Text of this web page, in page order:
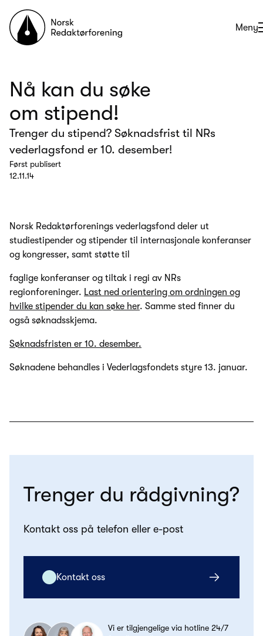
Til forsiden
Åpne
Meny
Nå kan du søke
om stipend!
Trenger du stipend? Søknadsfrist til NRs
vederlagsfond er 10. desember!
Først publisert
12.11.14
Norsk Redaktørforenings vederlagsfond deler ut
studiestipender og stipender til internasjonale konferanser
og kongresser, samt støtte til
faglige konferanser og tiltak i regi av NRs
regionforeninger. Last ned orientering om ordningen og
hvilke stipender du kan søke her. Samme sted finner du
også søknadsskjema.
Søknadsfristen er 10. desember.
Søknadene behandles i Vederlagsfondets styre 13. januar.
Trenger du rådgivning?
Kontakt oss på telefon eller e-post
Kontakt oss
Vi er tilgjengelige via hotline 24/7